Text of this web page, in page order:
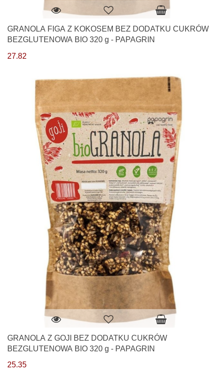
GRANOLA FIGA Z KOKOSEM BEZ DODATKU CUKRÓW
BEZGLUTENOWA BIO 320 g - PAPAGRIN
27.82
GRANOLA Z GOJI BEZ DODATKU CUKRÓW
BEZGLUTENOWA BIO 320 g - PAPAGRIN
25.35